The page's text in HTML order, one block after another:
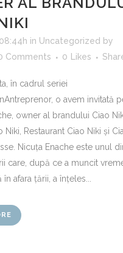
in Uncategorized by
Comments 0 Likes
în cadrul seriei
o avem invitată
owner al brandului Ciao
Niki, Restaurant Ciao Niki și
Nicuța Enache este unul
care, după ce a muncit
afara țării, a înțeles...